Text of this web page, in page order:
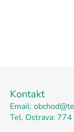
Kontakt
Email:
Tel. Ostrava: